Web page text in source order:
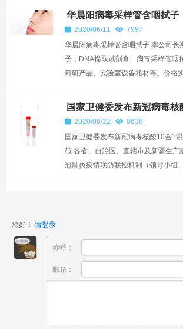
冻保护剂...
华晨阳病毒采样管含咽拭子
2020/06/11
7997
华晨阳病毒采样管含咽拭子 本公司长
子，DNA提取试剂盒、病毒采样管咽
科研产品、实验室设备耗材等。价格
们。 【详细说明...
国家卫健委发布新冠病毒核
采检测技术规范
2020/08/22
8638
国家卫健委发布新冠病毒核酸10合1
范 各省、自治区、直辖市及新疆生产
冠肺炎疫情联防联控机制（领导小组
您好！ 请登录
称呼：
邮箱：